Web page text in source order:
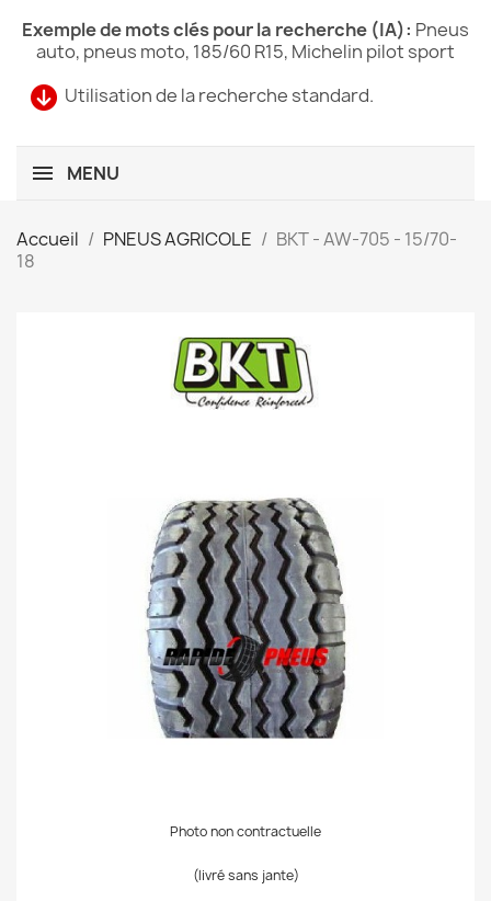
Utilisation de la recherche standard.
Exemple de mots clés pour la recherche (IA): Pneus
auto, pneus moto, 185/60 R15, Michelin pilot sport
MENU
Accueil PNEUS AGRICOLE
BKT - AW-705 - 15/70-
18
Photo non contractuelle
(livré sans jante)